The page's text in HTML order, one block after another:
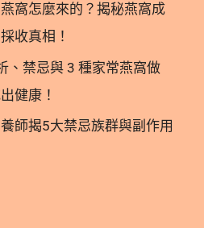
餵食試驗」和「配方分
蹤 林安安營養師粉絲團，
AAFCO 標準：寵物食安的
品時，最常聽到的莫過於
的全名為美國飼料管理協
Feed Control
各州及聯邦政府的飼料監
官方的政府監管或認證機
窩怎麼來的？揭秘燕窩成
收真相！
、禁忌與 3 種家常燕窩做
健康！
師揭5大禁忌族群與副作用